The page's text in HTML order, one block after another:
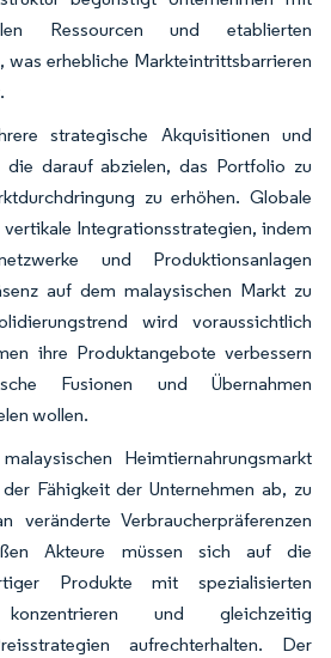
Ressourcen und etablierten
was erhebliche Markteintrittsbarrieren
strategische Akquisitionen und
die darauf abzielen, das Portfolio zu
zu erhöhen. Globale
Integrationsstrategien, indem
und Produktionsanlagen
auf dem malaysischen Markt zu
wird voraussichtlich
ihre Produktangebote verbessern
Fusionen und Übernahmen
wollen.
Heimtiernahrungsmarkt
Fähigkeit der Unternehmen ab, zu
veränderte Verbraucherpräferenzen
Akteure müssen sich auf die
Produkte mit spezialisierten
konzentrieren und gleichzeitig
aufrechterhalten. Der